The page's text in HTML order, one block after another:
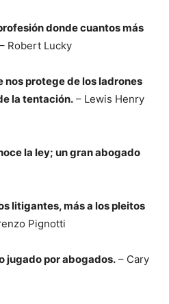
donde cuantos más
– Robert Lucky
nos protege de los ladrones
la tentación. – Lewis Henry
la ley; un gran abogado
litigantes, más a los pleitos
Pignotti
jugado por abogados. – Cary